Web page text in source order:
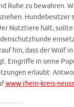
Ruhe zu bewahren.
Nutztiere hält,
hin, dass der Wolf
Eingriffe in seine
erlaubt.
www.rhein-kreis-